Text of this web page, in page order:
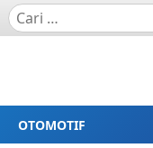
OTOMOTIF